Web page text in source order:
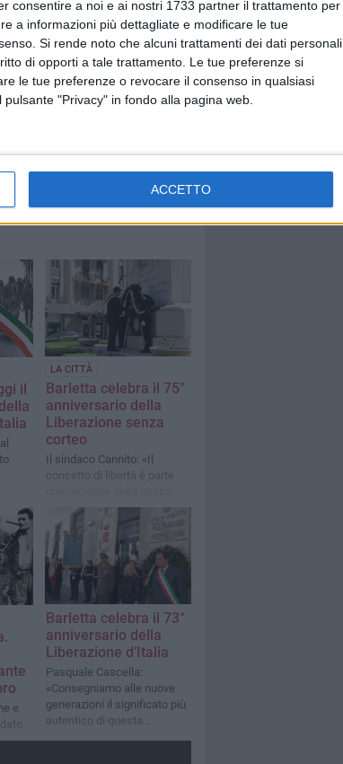
consentire a noi e ai nostri 1733 partner il trattamento per
a informazioni più dettagliate e modificare le tue
Si rende noto che alcuni trattamenti dei dati personali
di opporti a tale trattamento. Le tue preferenze si
le tue preferenze o revocare il consenso in qualsiasi
"Privacy" in fondo alla pagina web.
ACCETTO
avvenimenti legati alla
il
LA CITTÀ
Barletta celebra il 75°
anniversario della
Liberazione senza
corteo
Il sindaco Cannito: «Il
concetto di libertà è parte
essenza democratica»
e
Barletta celebra il 73°
anniversario della
Liberazione d’Italia
Pasquale Cascella:
«Consegniamo alle nuove
generazioni il significato più
autentico di questa